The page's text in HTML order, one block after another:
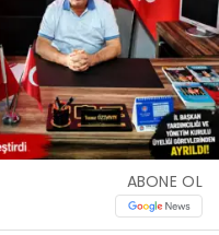
ABONE OL